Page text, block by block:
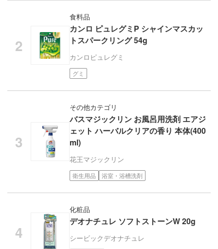
食料品
カンロ ピュレグミP シャインマスカッ
トスパークリング 54g
カンロ ピュレグミ
グミ
その他カテゴリ
バスマジックリン お風呂用洗剤 エアジ
ェット ハーバルクリアの香り 本体(400
ml)
花王マジックリン
衛生用品 浴室・浴槽洗剤
化粧品
デオナチュレ ソフトストーンW 20g
シービックデオナチュレ